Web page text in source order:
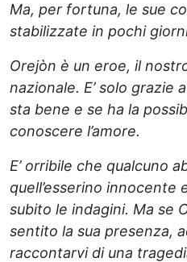
Ma, per fortuna, le sue
stabilizzate in pochi
Orejòn è un eroe, il
nazionale. E’ solo grazie
sta bene e se ha la
conoscere l’amore.
E’ orribile che qualcuno
quell’esserino innocente
subito le indagini. Ma se
sentito la sua presenza,
raccontarvi di una